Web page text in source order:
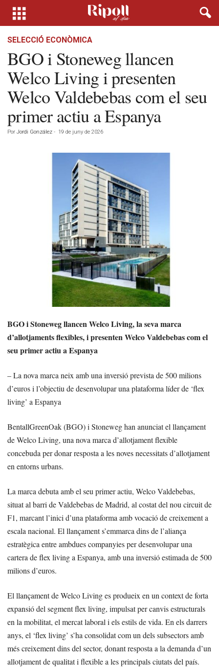
SELECCIÓ ECONÒMICA
BGO i Stoneweg llancen
Welco Living i presenten
Welco Valdebebas com el seu
primer actiu a Espanya
Por Jordi González - 19 de juny de 2026
BGO i Stoneweg llancen Welco Living, la seva marca
d’allotjaments flexibles, i presenten Welco Valdebebas com el
seu primer actiu a Espanya
– La nova marca neix amb una inversió prevista de 500 milions
d’euros i l’objectiu de desenvolupar una plataforma líder de ‘flex
living’ a Espanya
BentallGreenOak (BGO) i Stoneweg han anunciat el llançament
de Welco Living, una nova marca d’allotjament flexible
concebuda per donar resposta a les noves necessitats d’allotjament
en entorns urbans.
La marca debuta amb el seu primer actiu, Welco Valdebebas,
situat al barri de Valdebebas de Madrid, al costat del nou circuit de
F1, marcant l’inici d’una plataforma amb vocació de creixement a
escala nacional. El llançament s’emmarca dins de l’aliança
estratègica entre ambdues companyies per desenvolupar una
cartera de flex living a Espanya, amb una inversió estimada de 500
milions d’euros.
El llançament de Welco Living es produeix en un context de forta
expansió del segment flex living, impulsat per canvis estructurals
en la mobilitat, el mercat laboral i els estils de vida. En els darrers
anys, el ‘flex living’ s’ha consolidat com un dels subsectors amb
més creixement dins del sector, donant resposta a la demanda d’un
allotjament de qualitat i flexible a les principals ciutats del país.